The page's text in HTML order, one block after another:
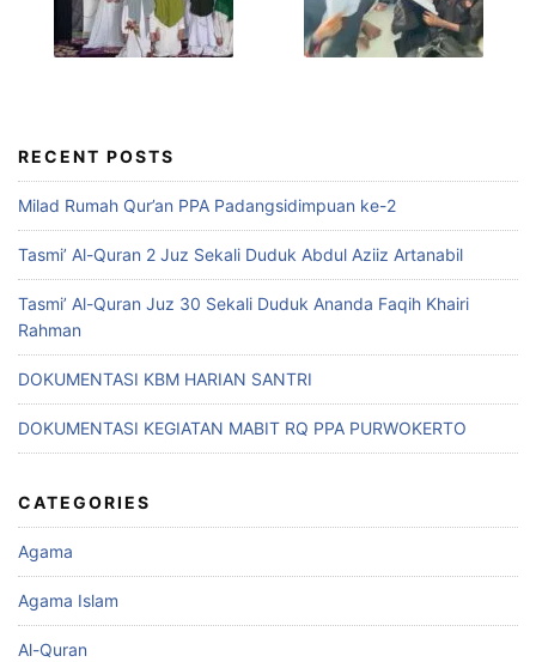
RECENT POSTS
Milad Rumah Qur’an PPA Padangsidimpuan ke-2
Tasmi’ Al-Quran 2 Juz Sekali Duduk Abdul Aziiz Artanabil
Tasmi’ Al-Quran Juz 30 Sekali Duduk Ananda Faqih Khairi
Rahman
DOKUMENTASI KBM HARIAN SANTRI
DOKUMENTASI KEGIATAN MABIT RQ PPA PURWOKERTO
CATEGORIES
Agama
Agama Islam
Al-Quran